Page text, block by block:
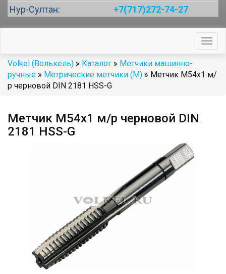
Нур-Султан:
+7(717)272-74-27
Volkel (Волькель) » Каталог » Метчики машинно-
ручные » Метрические метчики (М) » Метчик М54x1 м/
р черновой DIN 2181 HSS-G
Метчик М54x1 м/р черновой DIN
2181 HSS-G